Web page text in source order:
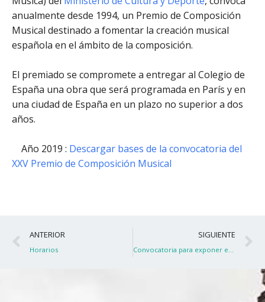
anualmente desde 1994, un Premio de Composición
Musical destinado a fomentar la creación musical
española en el ámbito de la composición.
El premiado se compromete a entregar al Colegio de
España una obra que será programada en París y en
una ciudad de España en un plazo no superior a dos
años.
Año 2019 : Descargar bases de la convocatoria del
XXV Premio de Composición Musical
Ant
ANTERIOR
Horarios
SIGUIENTE